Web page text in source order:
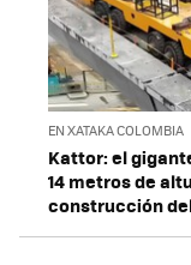
EN XATAKA COLOMBIA
Kattor: el
14 metros de
construcción